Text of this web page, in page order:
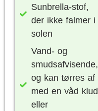
Sunbrella-stof,
der ikke falmer i
solen
Vand- og
smudsafvisende,
og kan tørres af
med en våd klud
eller